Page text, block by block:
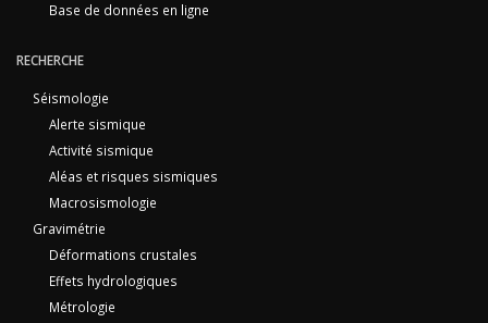
Base de données en ligne
RECHERCHE
Séismologie
Alerte sismique
Activité sismique
Aléas et risques sismiques
Macrosismologie
Gravimétrie
Déformations crustales
Effets hydrologiques
Métrologie